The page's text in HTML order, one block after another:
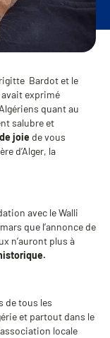
Bardot et le
exprimé
quant au
salubre et
joie de vous
d’Alger, la
avec le Walli
que l’annonce de
n’auront plus à
de tous les
et partout dans le
locale